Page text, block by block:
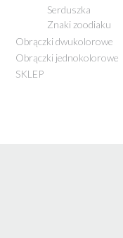
Serduszka
Znaki zoodiaku
Obrączki dwukolorowe
Obrączki jednokolorowe
SKLEP